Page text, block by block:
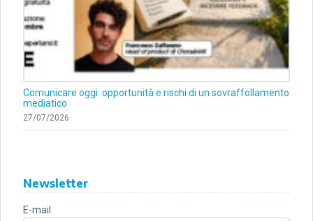
Comunicare oggi: opportunità e rischi di un sovraffollamento
mediatico
27/07/2026
Newsletter
E-mail